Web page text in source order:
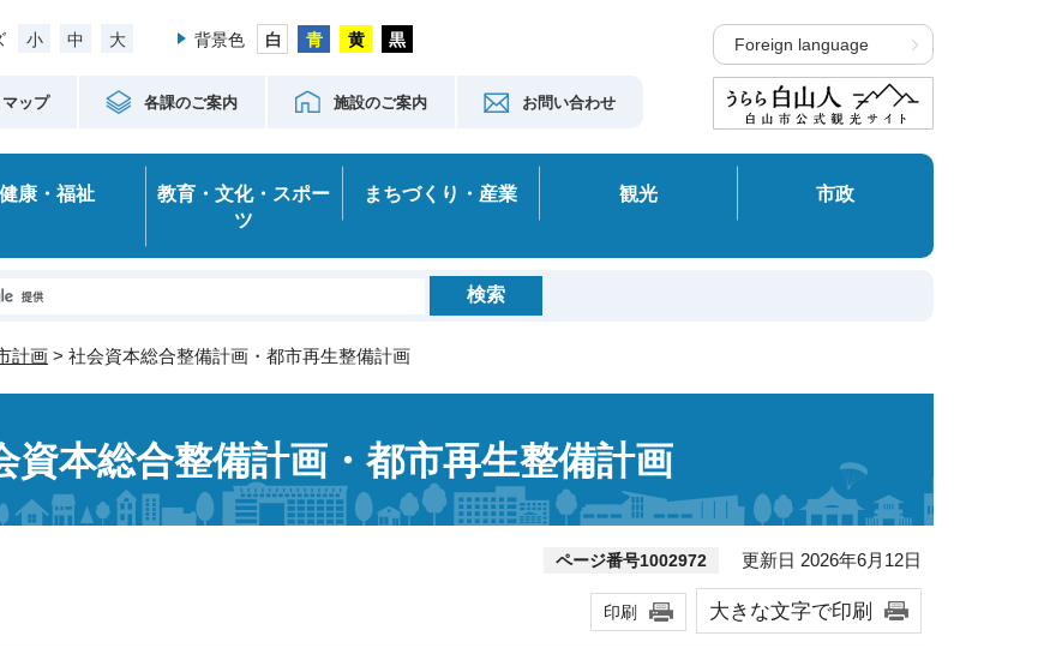
小 中 大 背景色
ップ 各課のご案内 施設のご案内 お問い合わせ
Foreign language
健康・福祉
教育・文化・スポー
ツ
まちづくり・産業 観光 市政
計画 > 社会資本総合整備計画・都市再生整備計画
資本総合整備計画・都市再生整備計画
ページ番号1002972 更新日 2026年6月12日
印刷 大きな文字で印刷